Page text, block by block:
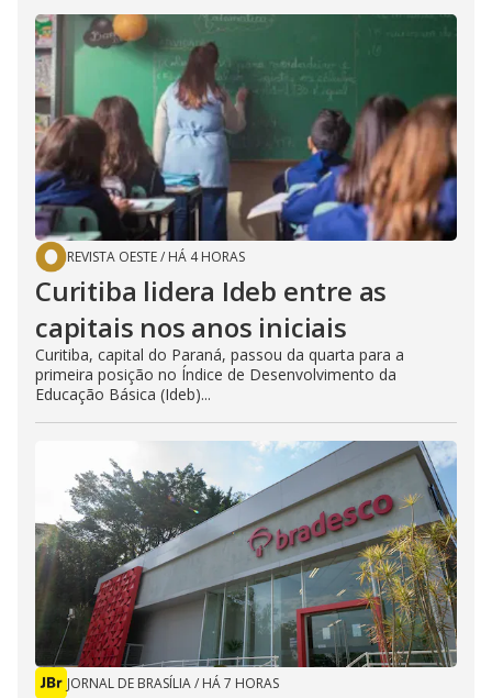
REVISTA OESTE/ HÁ 4 HORAS
Curitiba lidera Ideb entre as
capitais nos anos iniciais
Curitiba, capital do Paraná, passou da quarta para a
primeira posição no Índice de Desenvolvimento da
Educação Básica (Ideb)...
JORNAL DE BRASÍLIA/ HÁ 7 HORAS